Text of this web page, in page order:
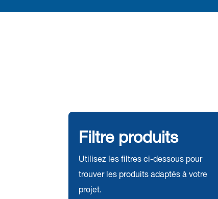
Filtre produits
Utilisez les filtres ci-dessous pour
trouver les produits adaptés à votre
projet.